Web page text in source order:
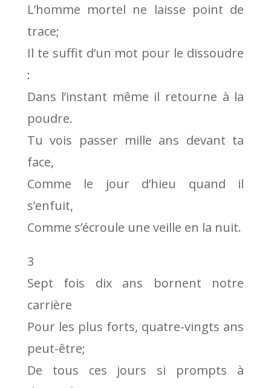
L’homme mortel ne laisse point de
trace;
Il te suffit d’un mot pour le dissoudre
:
Dans l’instant même il retourne à la
poudre.
Tu vois passer mille ans devant ta
face,
Comme le jour d’hieu quand il
s’enfuit,
Comme s’écroule une veille en la nuit.
3
Sept fois dix ans bornent notre
carrière
Pour les plus forts, quatre-vingts ans
peut-être;
De tous ces jours si prompts à